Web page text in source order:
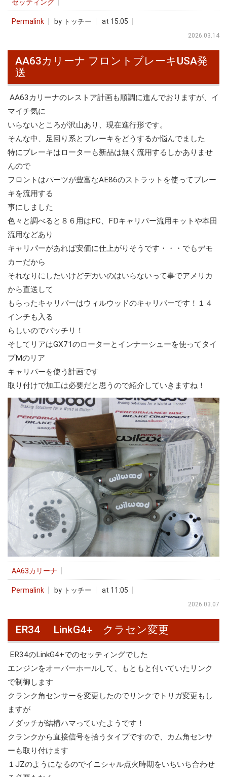
セッティング
Permalink by トッチー at 15:05
2026.03.14
AA63カリーナ フロントブレーキUSA発
送
AA63カリーナのレストア計画も順調に進んでおりますが、イ
マイチ気に
いらないところが沢山あり、現在進行形です。
そんな中、足回り系とブレーキをどうするか悩んでました
特にブレーキはローターも新品は無く流用するしかありませ
んので
フロントはパーツが豊富なAE86のストラットを使ってブレー
キを流用する
事にしました
色々と調べると８６用はFC、FDキャリパー流用キットや本田
流用などあり
キャリパーがあれば安価に仕上がりそうです・・・でもデモ
カーだから
それなりにしたいけどデカいのはいらないって事でアメリカ
から直送して
もらったキャリパーはウィルウッドのキャリパーです！１４
インチも入る
らしいのでバッチリ！
そしてリアはGX71のローターとインナーシューを使ってタイ
プMのリア
キャリパーを使う計画です
取り付けで加工は必要だと思うので紹介していきますね！
AA63カリーナ
Permalink by トッチー at 11:05
2026.03.07
ER34 LinkG4+ クラセン変更
ER34のLinkG4+でのセッティングでした
エンジンをオーバーホールして、もともと付いていたリンク
で制御します
クランク角センサーを変更したのでリンクでトリガ変更もし
ますが
ノダッチが結構ハマっていたようです！
クランクから直接信号を拾うタイプですので、カム角センサ
ーも取り付けます
１JZのようになるのでイニシャル点火時期をいちいち合わせ